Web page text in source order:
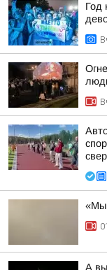
Год
«Мы
А